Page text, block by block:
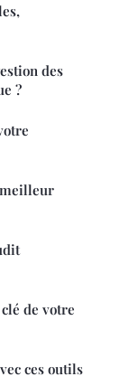
des
?
de votre
ces outils